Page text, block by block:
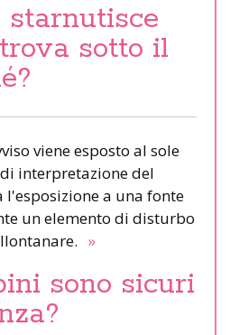
sotto il
viene esposto al sole
interpretazione del
l'esposizione a una fonte
un elemento di disturbo
»
sono sicuri